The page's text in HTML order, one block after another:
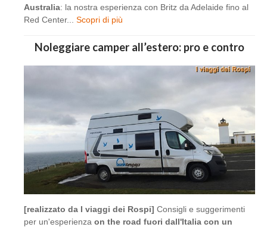
Australia: la nostra esperienza con Britz da Adelaide fino al
Red Center...
Scopri di più
Noleggiare camper all’estero: pro e contro
[realizzato da I viaggi dei Rospi] Consigli e suggerimenti
per un'esperienza on the road fuori dall'Italia con un